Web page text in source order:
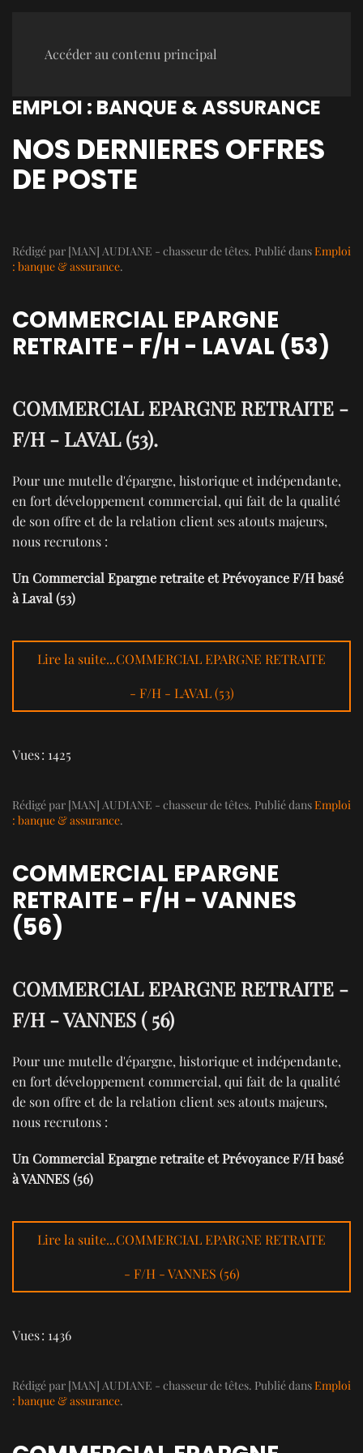
Accéder au contenu principal
EMPLOI : BANQUE & ASSURANCE
NOS DERNIERES OFFRES
DE POSTE
Rédigé par [MAN] AUDIANE - chasseur de têtes. Publié dansEmploi
: banque & assurance.
COMMERCIAL EPARGNE
RETRAITE - F/H - LAVAL (53)
COMMERCIAL EPARGNE RETRAITE -
F/H - LAVAL (53).
Pour une mutelle d'épargne, historique et indépendante,
en fort développement commercial, qui fait de la qualité
de son offre et de la relation client ses atouts majeurs,
nous recrutons :
Un Commercial Epargne retraite et Prévoyance F/H basé
à Laval (53)
Lire la suite...COMMERCIAL EPARGNE RETRAITE
- F/H - LAVAL (53)
Vues : 1425
Rédigé par [MAN] AUDIANE - chasseur de têtes. Publié dansEmploi
: banque & assurance.
COMMERCIAL EPARGNE
RETRAITE - F/H - VANNES
(56)
COMMERCIAL EPARGNE RETRAITE -
F/H - VANNES ( 56)
Pour une mutelle d'épargne, historique et indépendante,
en fort développement commercial, qui fait de la qualité
de son offre et de la relation client ses atouts majeurs,
nous recrutons :
Un Commercial Epargne retraite et Prévoyance F/H basé
à VANNES (56)
Lire la suite...COMMERCIAL EPARGNE RETRAITE
- F/H - VANNES (56)
Vues : 1436
Rédigé par [MAN] AUDIANE - chasseur de têtes. Publié dansEmploi
: banque & assurance.